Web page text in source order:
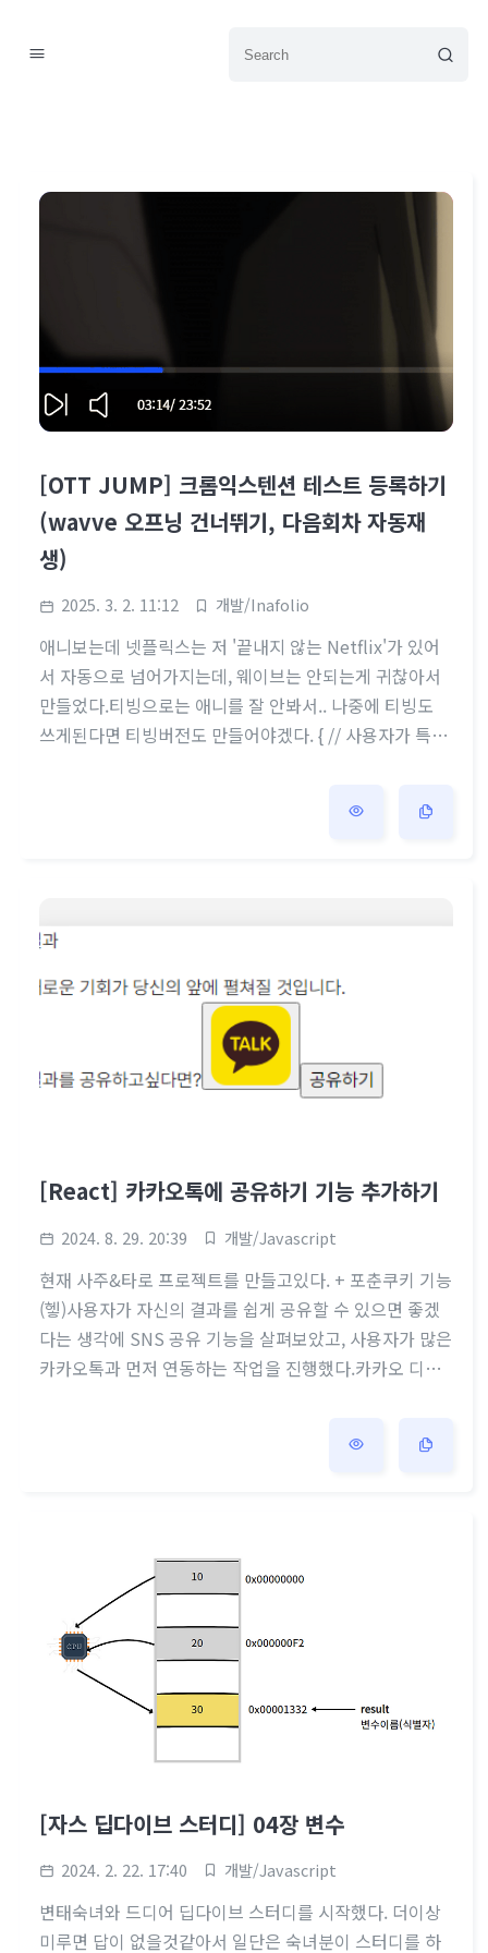
[OTT JUMP] 크롬익스텐션 테스트 등록하기
(wavve 오프닝 건너뛰기, 다음회차 자동재
생)
2025. 3. 2. 11:12 개발/Inafolio
애니보는데 넷플릭스는 저 '끝내지 않는 Netflix'가 있어
서 자동으로 넘어가지는데, 웨이브는 안되는게 귀찮아서
만들었다.티빙으로는 애니를 잘 안봐서.. 나중에 티빙도
쓰게된다면 티빙버전도 만들어야겠다. { // 사용자가 특정
avve.com/*"], // 확장 프로그램을 실행할 웹사이트 "js":
확장 프로그램이에요!"..
[React] 카카오톡에 공유하기 기능 추가하기
2024. 8. 29. 20:39 개발/Javascript
현재 사주&타로 프로젝트를 만들고있다. + 포춘쿠키 기능
(헿)사용자가 자신의 결과를 쉽게 공유할 수 있으면 좋겠
다는 생각에 SNS 공유 기능을 살펴보았고, 사용자가 많은
카카오톡과 먼저 연동하는 작업을 진행했다.카카오 디벨
그인, 메시지 보내기, 친구 API, 인공지능 API 등을 제공합
도메인을 등록해준다.사이트 도메인에 테스트 가능한 도
메인을 입력한다. localhost 테스트때는 꼭..
[자스 딥다이브 스터디] 04장 변수
2024. 2. 22. 17:40 개발/Javascript
변태숙녀와 드디어 딥다이브 스터디를 시작했다. 더이상
미루면 답이 없을것같아서 일단은 숙녀분이 스터디를 하